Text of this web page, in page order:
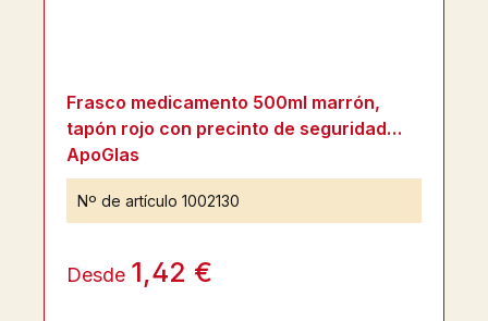
Frasco medicamento 500ml marrón,
tapón rojo con precinto de seguridad
ApoGlas
Nº de artículo 1002130
Desde 1,42 €